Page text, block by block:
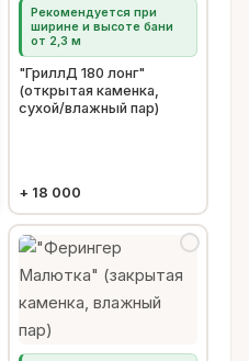
Рекомендуется при
ширине и высоте бани
от 2,3 м
"ГриллД 180 лонг"
(открытая каменка,
сухой/влажный пар)
+ 18 000